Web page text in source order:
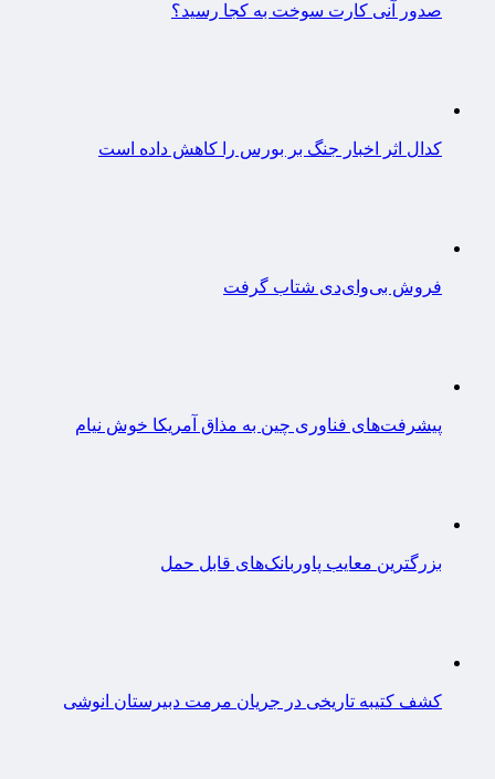
صدور آنی کارت سوخت به کجا رسید؟
کدال اثر اخبار جنگ بر بورس را کاهش داده است
فروش بی‌وای‌دی شتاب گرفت
پیشرفت‌های فناوری چین به مذاق آمریکا خوش نیام
بزرگترین معایب پاوربانک‌های قابل حمل
کشف کتیبه تاریخی در جریان مرمت دبیرستان انوشی